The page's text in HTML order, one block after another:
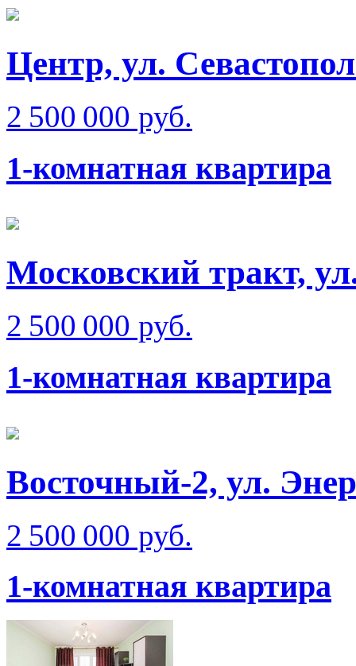
Центр, ул.
2 500 000 руб.
1-комнатная квартира
Московский тракт,
2 500 000 руб.
1-комнатная квартира
Восточный-2, ул.
2 500 000 руб.
1-комнатная квартира